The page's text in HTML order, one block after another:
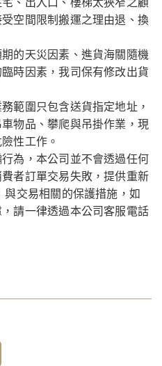
空間限制搬運之理由退、換
的天災因素、進貨海關隨機
時因素，我司保有修改出貨
範圍只包含送貨指定地址，
物品、攀爬與吊掛作業，現
性工作。
為，本公司並不會透過任何
者訂單交易失敗，提供重新
與交易相關的保護措施，如
請一律透過本公司客服電話